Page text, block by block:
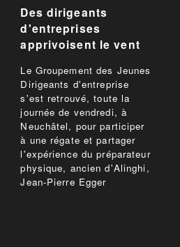
Des dirigeants
d'entreprises
apprivoisent le vent
Le Groupement des Jeunes
Dirigeants d'entreprise
s'est retrouvé, toute la
journée de vendredi, à
Neuchâtel, pour participer
à une régate et partager
l'expérience du préparateur
physique, ancien d'Alinghi,
Jean-Pierre Egger